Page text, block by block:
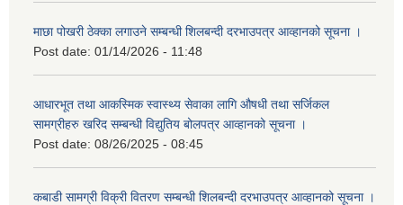
माछा पोखरी ठेक्का लगाउने सम्बन्धी शिलबन्दी दरभाउपत्र आव्हानको सूचना ।
Post date: 01/14/2026 - 11:48
आधारभूत तथा आकस्मिक स्वास्थ्य सेवाका लागि औषधी तथा सर्जिकल
सामग्रीहरु खरिद सम्बन्धी विद्युतिय बोलपत्र आव्हानको सूचना ।
Post date: 08/26/2025 - 08:45
कबाडी सामग्री विक्री वितरण सम्बन्धी शिलबन्दी दरभाउपत्र आव्हानको सूचना ।